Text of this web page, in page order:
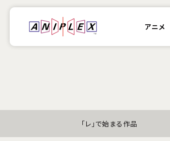
アニメ
「レ」で始まる作品